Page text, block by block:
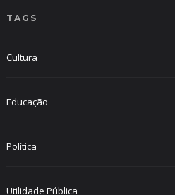
TAGS
Cultura
Educação
Política
Utilidade Pública